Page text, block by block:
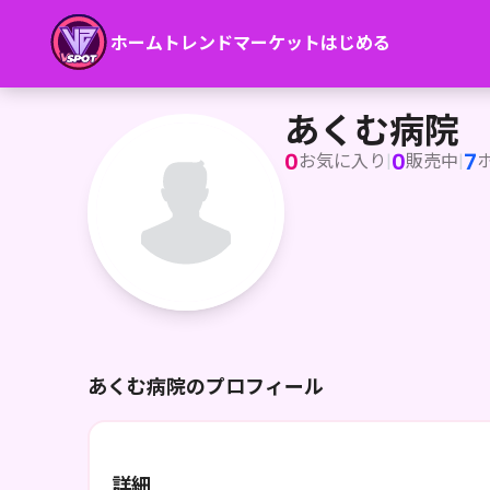
ホーム トレンドマーケットはじめる
あくむ病院
あくむ病院
0お気に入り |0販売中|7
あくむ病院のプロフィール